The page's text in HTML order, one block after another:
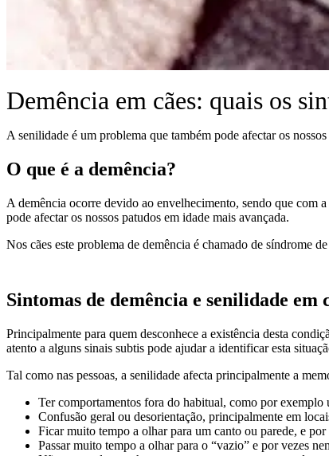
Demência em cães: quais os
A senilidade é um problema que também pode afectar os
O que é a demência?
A demência ocorre devido ao envelhecimento, sendo que com
pode afectar os nossos patudos em idade mais avançada.
Nos cães este problema de demência é chamado de síndrome
Sintomas de demência e senilidade em
Principalmente para quem desconhece a existência desta
atento a alguns sinais subtis pode ajudar a identificar esta
Tal como nas pessoas, a senilidade afecta principalmente a
Ter comportamentos fora do habitual, como por exemplo
Confusão geral ou desorientação, principalmente em
Ficar muito tempo a olhar para um canto ou parede, e
Passar muito tempo a olhar para o “vazio” e por vezes